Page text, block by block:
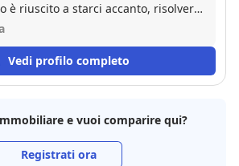
la vendita. Grazie a
Vedi profilo completo
e vuoi comparire qui?
Registrati ora